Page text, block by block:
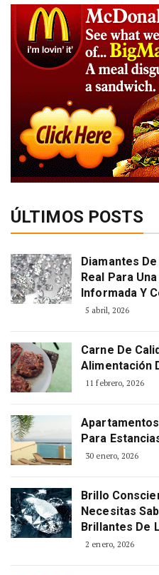
ÚLTIMOS POSTS
Diamantes
Real Para
Informada Y
5 abril, 2026
Carne De
Alimentación
11 febrero, 2026
Para
30 enero, 2026
Brillo
Necesitas
Brillantes De
2 enero, 2026